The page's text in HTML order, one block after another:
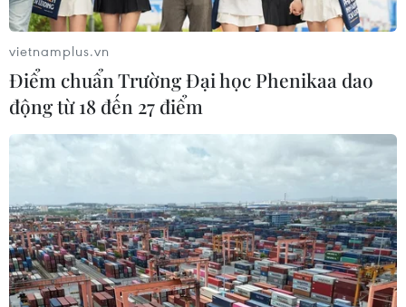
Liệu bạn có thể thực sự nấu chín thức ăn
tại nơi nóng nhất Trái Đất?
25/05/2023 09:35
Tổ chức Khí tượng Thế giới (WMO) xác nhận nhiệt độ
vietnamplus.vn
Điểm chuẩn Trường Đại học Phenikaa dao
động từ 18 đến 27 điểm